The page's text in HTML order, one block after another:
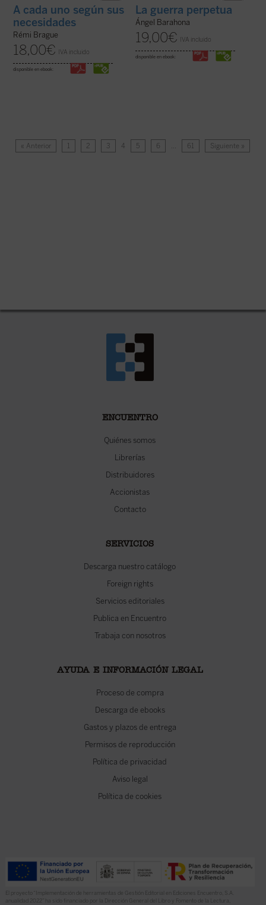
A cada uno según sus
necesidades
Rémi Brague
18,00€ IVA incluido
disponible en ebook:
La guerra perpetua
Ángel Barahona
19,00€ IVA incluido
disponible en ebook:
« Anterior 1 2 3 4 5 6 … 61 Siguiente »
ENCUENTRO
Quiénes somos
Librerías
Distribuidores
Accionistas
Contacto
SERVICIOS
Descarga nuestro catálogo
Foreign rights
Servicios editoriales
Publica en Encuentro
Trabaja con nosotros
AYUDA E INFORMACIÓN LEGAL
Proceso de compra
Descarga de ebooks
Gastos y plazos de entrega
Permisos de reproducción
Política de privacidad
Aviso legal
Política de cookies
El proyecto “Implementación de herramientas de Gestión Editorial en Ediciones Encuentro, S.A.
anualidad 2022” ha sido financiado por la Dirección General del Libro y Fomento de la Lectura,